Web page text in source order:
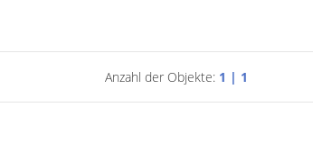
Anzahl der Objekte: 1 | 1